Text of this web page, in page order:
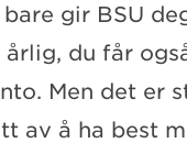
gir BSU
du får
Men det er
av å ha best